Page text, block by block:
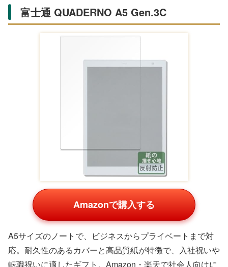
ート作成を快適にします。バインダーにセットしてカスタ
マイズ可能で、長期的に使えるギフトです。
キングジム Boogie Board BB-14
Amazonで購入する